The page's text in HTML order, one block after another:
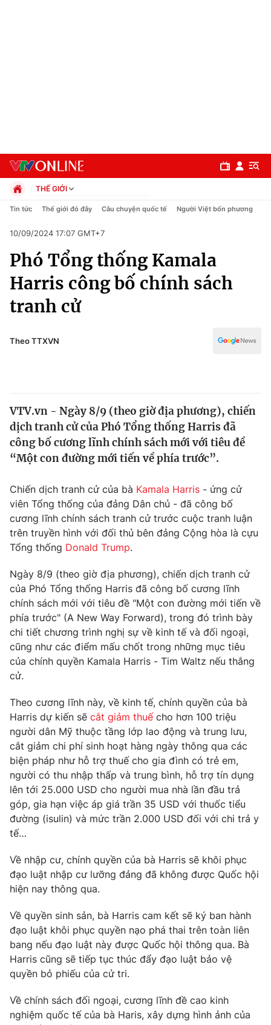
Chuyên mục
Chính trị
Xã hội
Pháp luật
Thế giới
Tin tức
Thế giới đó đây
Câu chuyện quốc tế
Kinh tế
Thị trường
Góc doanh nghiệp
Dữ liệu và đời sống
Truyền hình
Phim VTV
Hậu trường
Nhân vật
Khán giả
Giải sao mai
Giải trí
Điện ảnh
Âm nhạc
Sao
Đời sống
Du lịch
Làm đẹp
Chất lượng cuộc sống
Giáo dục
Tuyển sinh
Học trực tuyến
Công nghệ
Sản phẩm
Thị trường
Tư vấn
Giao lưu trực tuyến
Lịch phát sóng
Chuyên mục khác
Emagazine Podcast
Photo
Video Shorts video
VTV Sức khoẻ Bất động sản
Thị trường 24h
VTV4 Vươn mình bằng AI
THẾ GIỚI
Chính trị
Pháp luật
Kinh tế
Thể thao
Truyền hình
Văn hóa - Giải trí
Tin tức Thế giới đó đây Câu chuyện quốc tế Người Việt bốn phương
10/09/2024 17:07 GMT+7
Phó Tổng thống Kamala
Harris công bố chính sách
tranh cử
Theo TTXVN
VTV.vn - Ngày 8/9 (theo giờ địa phương), chiến
dịch tranh cử của Phó Tổng thống Harris đã
công bố cương lĩnh chính sách mới với tiêu đề
“Một con đường mới tiến về phía trước”.
Chiến dịch tranh cử của bà Kamala Harris - ứng cử
viên Tổng thống của đảng Dân chủ - đã công bố
cương lĩnh chính sách tranh cử trước cuộc tranh luận
trên truyền hình với đối thủ bên đảng Cộng hòa là cựu
Tổng thống Donald Trump.
Ngày 8/9 (theo giờ địa phương), chiến dịch tranh cử
của Phó Tổng thống Harris đã công bố cương lĩnh
chính sách mới với tiêu đề "Một con đường mới tiến về
phía trước" (A New Way Forward), trong đó trình bày
chi tiết chương trình nghị sự về kinh tế và đối ngoại,
cũng như các điểm mấu chốt trong những mục tiêu
của chính quyền Kamala Harris - Tim Waltz nếu thắng
cử.
Theo cương lĩnh này, về kinh tế, chính quyền của bà
Harris dự kiến sẽ cắt giảm thuếcho hơn 100 triệu
người dân Mỹ thuộc tầng lớp lao động và trung lưu,
cắt giảm chi phí sinh hoạt hàng ngày thông qua các
biện pháp như hỗ trợ thuế cho gia đình có trẻ em,
người có thu nhập thấp và trung bình, hỗ trợ tín dụng
lên tới 25.000 USD cho người mua nhà lần đầu trả
góp, gia hạn việc áp giá trần 35 USD với thuốc tiểu
đường (isulin) và mức trần 2.000 USD đối với chi trả y
tế…
Về nhập cư, chính quyền của bà Harris sẽ khôi phục
đạo luật nhập cư lưỡng đảng đã không được Quốc hội
hiện nay thông qua.
Về quyền sinh sản, bà Harris cam kết sẽ ký ban hành
đạo luật khôi phục quyền nạo phá thai trên toàn liên
bang nếu đạo luật này được Quốc hội thông qua. Bà
Harris cũng sẽ tiếp tục thúc đẩy đạo luật bảo vệ
quyền bỏ phiếu của cử tri.
Về chính sách đối ngoại, cương lĩnh đề cao kinh
nghiệm quốc tế của bà Haris, xây dựng hình ảnh của